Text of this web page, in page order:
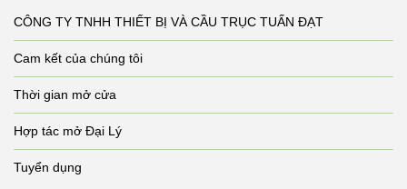
CÔNG TY TNHH THIẾT BỊ VÀ CẦU TRỤC TUẤN ĐẠT
Cam kết của chúng tôi
Thời gian mở cửa
Hợp tác mở Đại Lý
Tuyển dụng